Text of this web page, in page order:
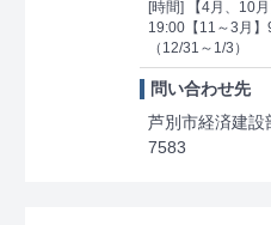
[時間] 【4月、10
19:00【11～3月
（12/31～1/3）
問い合わせ先
芦別市経済建
7583